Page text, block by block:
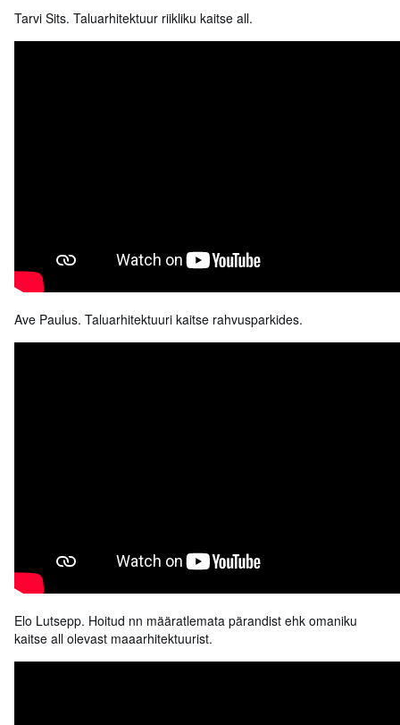
Tarvi Sits. Taluarhitektuur riikliku kaitse all.
Ave Paulus. Taluarhitektuuri kaitse rahvusparkides.
Elo Lutsepp. Hoitud nn määratlemata pärandist ehk omaniku
kaitse all olevast maaarhitektuurist.